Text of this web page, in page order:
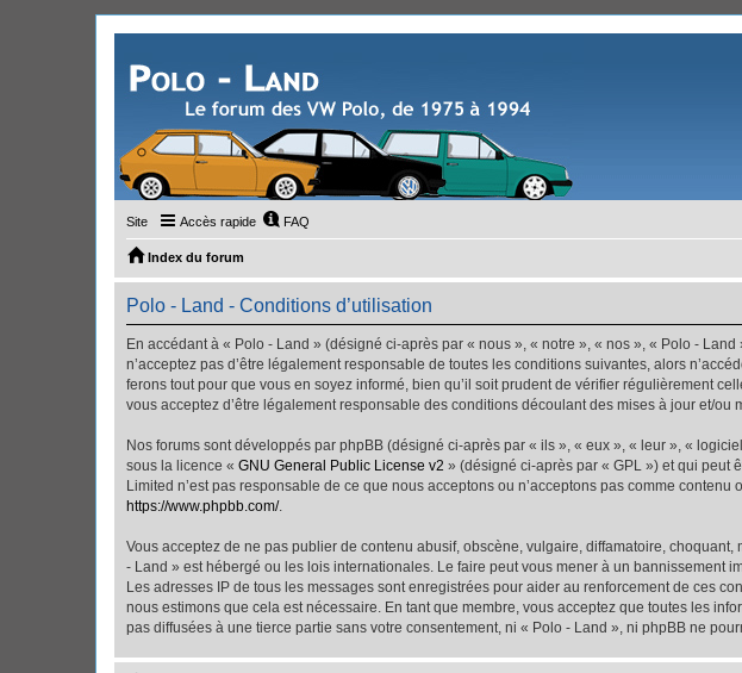
Site Accès rapide FAQ
Index du forum
Polo - Land - Conditions d’utilisation
En accédant à « Polo - Land » (désigné ci-après par « nous », « notre », « nos », « Polo -
n’acceptez pas d’être légalement responsable de toutes les conditions suivantes, alors
ferons tout pour que vous en soyez informé, bien qu’il soit prudent de vérifier régulièrement
vous acceptez d’être légalement responsable des conditions découlant des mises à jour et/ou
Nos forums sont développés par phpBB (désigné ci-après par « ils », « eux », « leur », «
sous la licence « GNU General Public License v2 » (désigné ci-après par « GPL ») et qui peut
Limited n’est pas responsable de ce que nous acceptons ou n’acceptons pas comme
https://www.phpbb.com/.
Vous acceptez de ne pas publier de contenu abusif, obscène, vulgaire, diffamatoire,
- Land » est hébergé ou les lois internationales. Le faire peut vous mener à un bannissement
Les adresses IP de tous les messages sont enregistrées pour aider au renforcement de ces
nous estimons que cela est nécessaire. En tant que membre, vous acceptez que toutes les
pas diffusées à une tierce partie sans votre consentement, ni « Polo - Land », ni phpBB ne